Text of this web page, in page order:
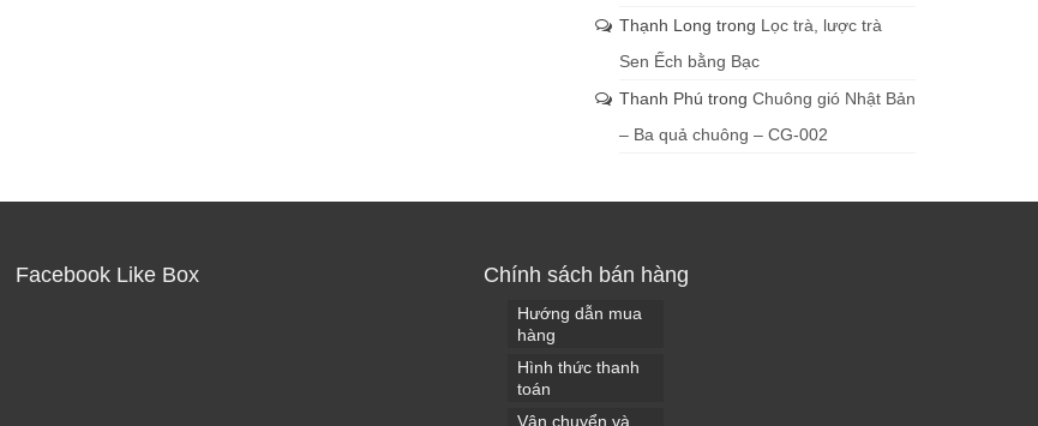
Thạnh Long trong Lọc trà, lược trà
Sen Ếch bằng Bạc
Thanh Phú trong Chuông gió Nhật Bản
– Ba quả chuông – CG-002
Facebook Like Box Chính sách bán hàng
Hướng dẫn mua
hàng
Hình thức thanh
toán
Vận chuyển và